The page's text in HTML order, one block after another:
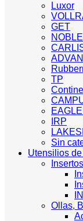
Luxor
GET
NOBLE
TP
IRP
Sin
Utensilios
Insertos
Ollas,